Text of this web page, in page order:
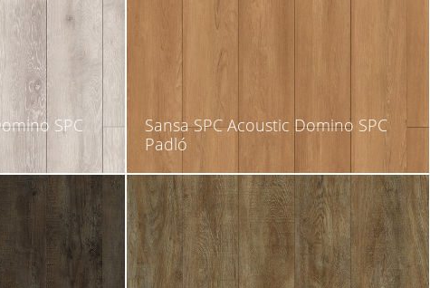
SPC
Sansa SPC Acoustic Domino SPC
Padló